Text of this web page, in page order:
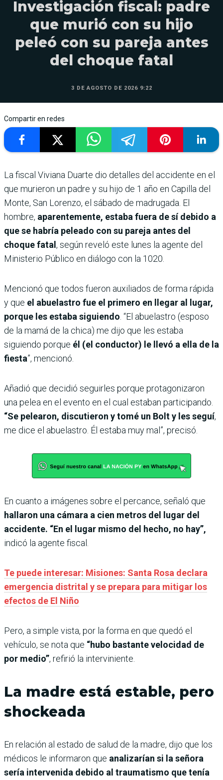
Investigación fiscal: padre
que murió con su hijo
peleó con su pareja antes
del choque fatal
3 DE AGOSTO DE 2026 9:22
Compartir en redes
La fiscal Viviana Duarte dio detalles del accidente en el
que murieron un padre y su hijo de 1 año en Capilla del
Monte, San Lorenzo, el sábado de madrugada. El
hombre, aparentemente, estaba fuera de sí debido a
que se habría peleado con su pareja antes del
choque fatal , según reveló este lunes la agente del
Ministerio Público en diálogo con la 1020.
Mencionó que todos fueron auxiliados de forma rápida
y que el abuelastro fue el primero en llegar al lugar,
porque les estaba siguiendo. “El abuelastro (esposo
de la mamá de la chica) me dijo que les estaba
siguiendo porque él (el conductor) le llevó a ella de la
fiesta”, mencionó.
Añadió que decidió seguirles porque protagonizaron
una pelea en el evento en el cual estaban participando.
“Se pelearon, discutieron y tomé un Bolt y les seguí,
me dice el abuelastro. Él estaba muy mal”, precisó.
En cuanto a imágenes sobre el percance, señaló que
hallaron una cámara a cien metros del lugar del
accidente. “En el lugar mismo del hecho, no hay”,
indicó la agente fiscal.
Te puede interesar: Misiones: Santa Rosa declara
emergencia distrital y se prepara para mitigar los
efectos de El Niño
Pero, a simple vista, por la forma en que quedó el
vehículo, se nota que “hubo bastante velocidad de
por medio”, refirió la interviniente.
La madre está estable, pero
shockeada
En relación al estado de salud de la madre, dijo que los
médicos le informaron que analizarían si la señora
sería intervenida debido al traumatismo que tenía